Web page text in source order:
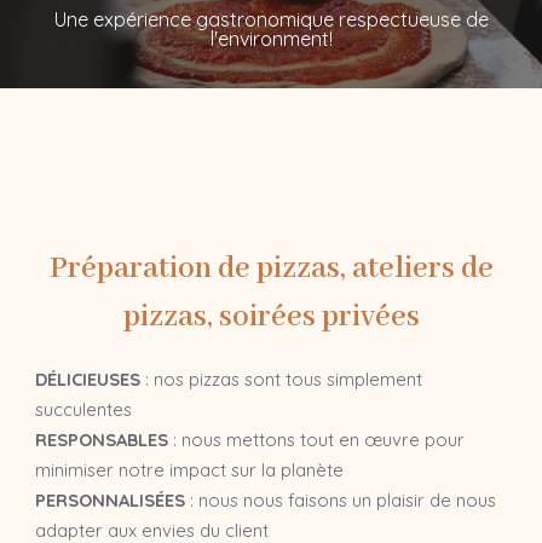
Une expériencegastronomique respectueuse de
l'environment!
Préparation de pizzas, ateliers de
pizzas, soirées privées
DÉLICIEUSES : nos pizzas sont tous simplement
succulentes
RESPONSABLES : nous mettons tout en œuvre pour
minimiser notre impact sur la planète
PERSONNALISÉES : nous nous faisons un plaisir de nous
adapter aux envies du client